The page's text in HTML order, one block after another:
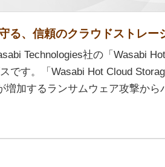
る、信頼のクラウドストレー
Technologies社の「Wasabi
です。「Wasabi Hot Cloud
増加するランサムウェア攻撃から